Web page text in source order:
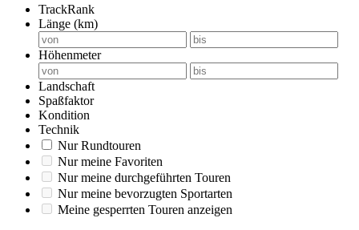
TrackRank
Länge (km)
Höhenmeter
Landschaft
Spaßfaktor
Kondition
Technik
Nur Rundtouren
Nur meine Favoriten
Nur meine durchgeführten Touren
Nur meine bevorzugten Sportarten
Meine gesperrten Touren anzeigen